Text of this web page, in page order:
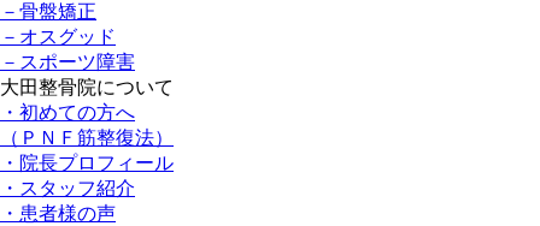
－骨盤矯正
－オスグッド
－スポーツ障害
大田整骨院について
・初めての方へ
（ＰＮＦ筋整復法）
・院長プロフィール
・スタッフ紹介
・患者様の声